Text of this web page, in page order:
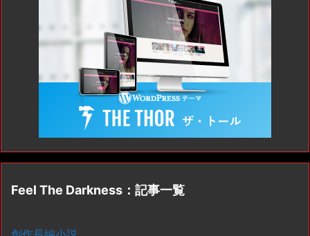
Feel The Darkness：記事一覧